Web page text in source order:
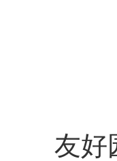
（
友好